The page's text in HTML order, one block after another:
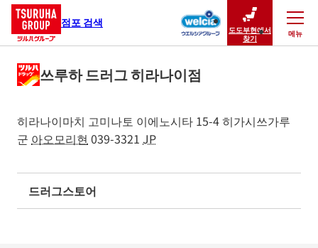
점포 검색
도도부현에서
찾기
메뉴
닫기
쓰루하 드러그 히라나이점
히라나이마치 고미나토 이에노시타 15-4히가시쓰가루
군 아오모리현 039-3321 JP
드러그스토어